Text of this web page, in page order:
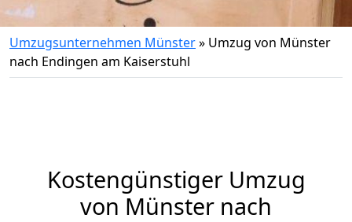
Umzugsunternehmen Münster» Umzug von Münster
nach Endingen am Kaiserstuhl
Kostengünstiger Umzug
von Münster nach